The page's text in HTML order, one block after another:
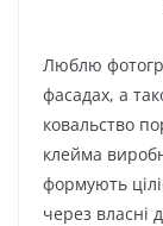
Люблю
фасадах, а
ковальство
клейма
формують
через власні